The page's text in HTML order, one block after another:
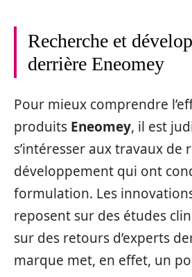
Recherche et
derrière Eneomey
Pour mieux comprendre
produits Eneomey, il est
s’intéresser aux travaux de
développement qui ont
formulation. Les
reposent sur des études
sur des retours d’experts
marque met, en effet, un